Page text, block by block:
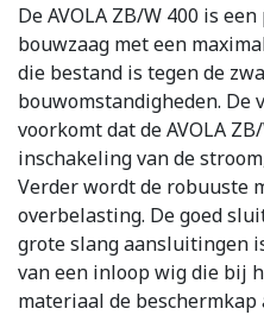
De AVOLA ZB/W 400 is
bouwzaag met een
die bestand is tegen de
bouwomstandigheden. De
voorkomt dat de AVOLA
inschakeling van de
Verder wordt de robuuste
overbelasting. De goed
grote slang aansluitingen
van een inloop wig die bij
materiaal de